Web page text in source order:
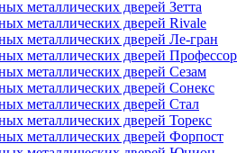
металлических дверей Зетта
металлических дверей Rivale
металлических дверей Ле-гран
металлических дверей Профессор
металлических дверей Сезам
металлических дверей Сонекс
металлических дверей Стал
металлических дверей Торекс
металлических дверей Форпост